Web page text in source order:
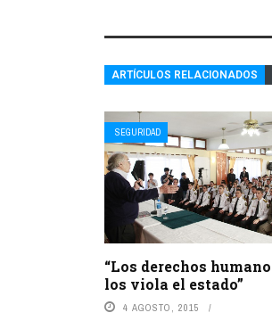
ARTÍCULOS RELACIONADOS
SEGURIDAD
“Los derechos
los viola el estado”
4 AGOSTO, 2015